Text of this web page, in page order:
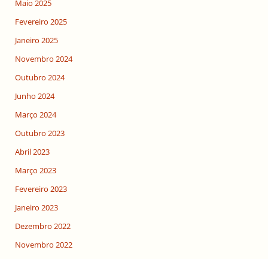
Maio 2025
Fevereiro 2025
Janeiro 2025
Novembro 2024
Outubro 2024
Junho 2024
Março 2024
Outubro 2023
Abril 2023
Março 2023
Fevereiro 2023
Janeiro 2023
Dezembro 2022
Novembro 2022